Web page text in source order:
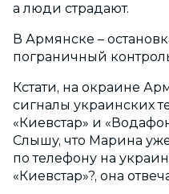
а люди страдают.
В Армянске –
пограничный
Кстати, на окраине
сигналы украинских
«Киевстар» и
Слышу, что Марина
по телефону на
«Киевстар»?, она